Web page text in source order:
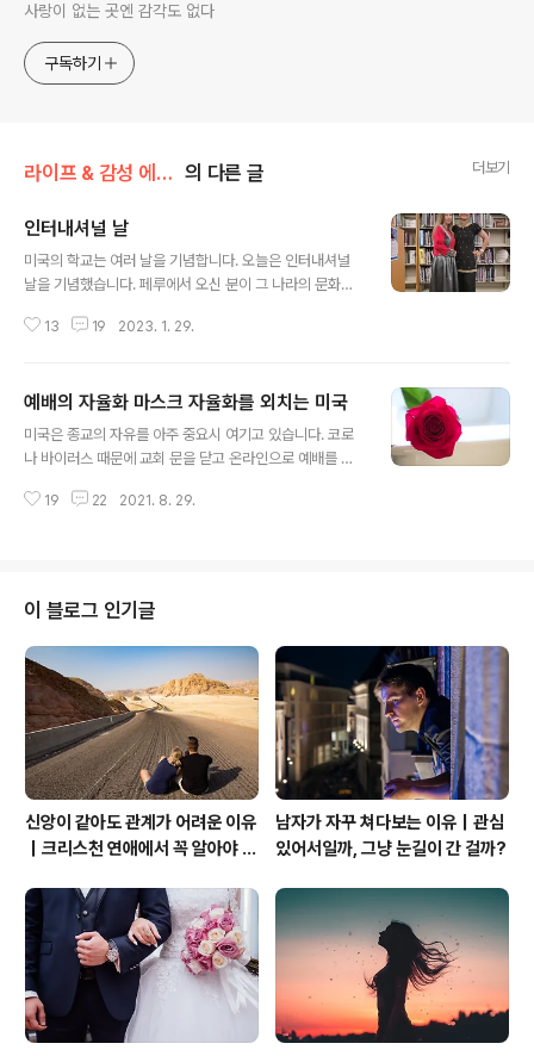
사랑이 없는 곳엔 감각도 없다
구독하기
라이프 & 감성 에세이/문화 차이 의 다른 글 더보기
인터내셔널 날
미국의 학교는 여러 날을 기념합니다. 오늘은 인터내셔널
날을 기념했습니다. 페루에서 오신 분이 그 나라의 문화를
서 잠시 아이들에게 설명해 주었습니다. 한국 문화를 몰랐
어요. 친구 선생님이 주신 맛난 디저트입니다. 지도 선생님
이 학생에게 사 준 콜라 음료입니다. 아마도 이날은 학생은
행복한 날이었습니다.
13 19 2023. 1. 29.
예배의 자율화 마스크 자율화를 외치는 미국
미국은 종교의 자유를 아주 중요시 여기고 있습니다. 코로
나 바이러스 때문에 교회 문을 닫고 온라인으로 예배를 드
교회의 자율성을 가지고 코로나와 대립을 하고 있는 중입
자율성을 강조하고 있어요. 즉 코로나 감염이 우려되면 집
에서 예배를 보고 그런 것과는 상관없으면 교회로 나오라
고 합니다. 물론 남편의 신앙심도 있고 우리 가족은 이렇게
매주 교회에서 예배를 드리고 있습니다. 주변의 시선과 상
관없이 예배를 드리는 모습은 한국에서는 상상을 할 수 없
으리라 생각됩니다. 필자의 코로라도 스프링스 교..
19 22 2021. 8. 29.
이 블로그 인기글
신앙이 같아도 관계가 어려운 이유
｜크리스천 연애에서 꼭 알아야 할
남자가 자꾸 쳐다보는 이유｜관심
있어서일까, 그냥 눈길이 간 걸까?